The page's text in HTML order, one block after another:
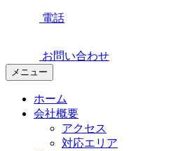
電話
お問い合わせ
メニュー
ホーム
会社概要
アクセス
対応エリア